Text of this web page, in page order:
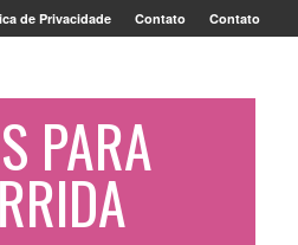
de Privacidade Contato Contato
PARA